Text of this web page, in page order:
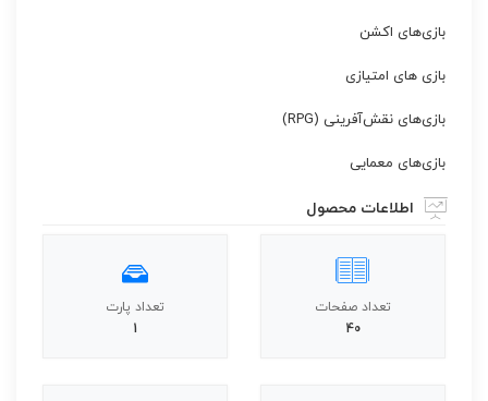
بازی‌های اکشن
بازی های امتیازی
بازی‌های نقش‌آفرینی (RPG)
بازی‌های معمایی
اطلاعات محصول
تعداد صفحات
40
تعداد پارت
1